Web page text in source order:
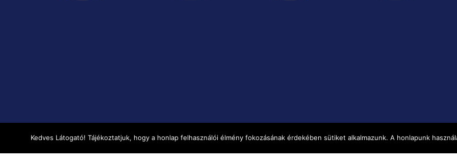
Kedves Látogató! Tájékoztatjuk, hogy a honlap felhasználói élmény fokozásának érdekében sütiket alkalmazunk. A honlapunk